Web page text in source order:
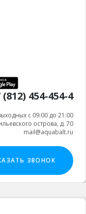
(812) 454-454-4
с 09:00 до 21:00
острова, д. 70
mail@aquabalt.ru
ЗВОНОК